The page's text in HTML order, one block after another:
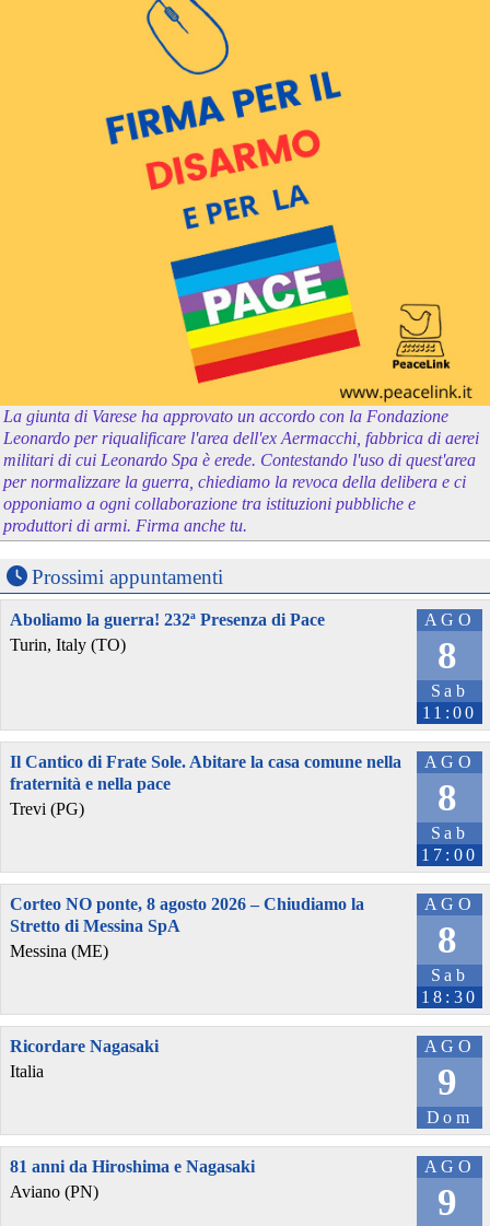
La giunta di Varese ha approvato un accordo con la Fondazione
Leonardo per riqualificare l'area dell'ex Aermacchi, fabbrica di aerei
militari di cui Leonardo Spa è erede. Contestando l'uso di quest'area
per normalizzare la guerra, chiediamo la revoca della delibera e ci
opponiamo a ogni collaborazione tra istituzioni pubbliche e
produttori di armi. Firma anche tu.
Prossimi appuntamenti
AGO
8
Sab
11:00
Aboliamo la guerra! 232ª Presenza di Pace
Turin, Italy (TO)
AGO
8
Sab
17:00
Il Cantico di Frate Sole. Abitare la casa comune nella
fraternità e nella pace
Trevi (PG)
AGO
8
Sab
18:30
Corteo NO ponte, 8 agosto 2026 – Chiudiamo la
Stretto di Messina SpA
Messina (ME)
AGO
9
Dom
Ricordare Nagasaki
Italia
AGO
9
81 anni da Hiroshima e Nagasaki
Aviano (PN)